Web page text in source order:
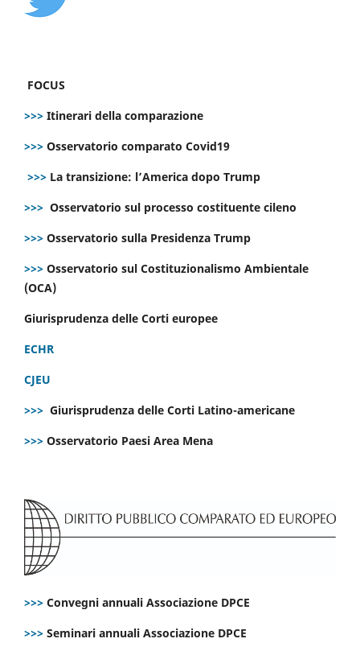
FOCUS
>>> Itinerari della comparazione
>>> Osservatorio comparato Covid19
>>> La transizione: l’America dopo Trump
>>> Osservatorio sul processo costituente cileno
>>> Osservatorio sulla Presidenza Trump
>>> Osservatorio sul Costituzionalismo Ambientale
(OCA)
Giurisprudenza delle Corti europee
ECHR
CJEU
>>> Giurisprudenza delle Corti Latino-americane
>>> Osservatorio Paesi Area Mena
>>> Convegni annuali Associazione DPCE
>>> Seminari annuali Associazione DPCE